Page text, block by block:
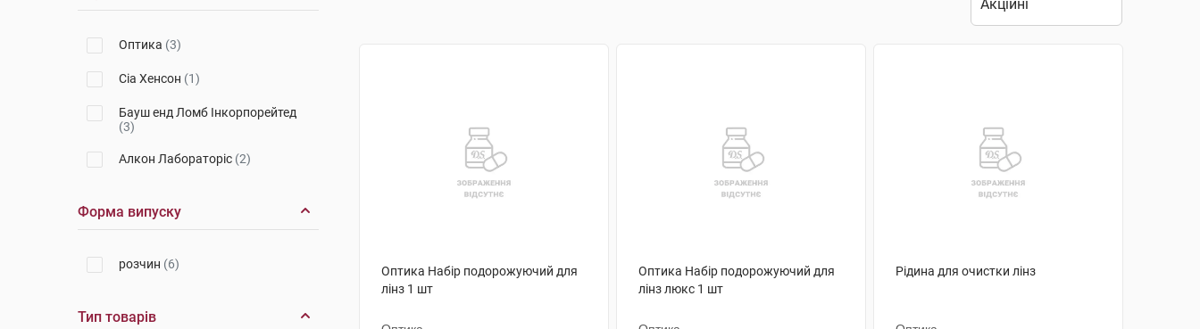
Оптика (3)
Сіа Хенсон (1)
Бауш енд Ломб Інкорпорейтед
(3)
Алкон Лабораторіс (2)
Форма випуску
розчин (6)
Тип товарів
Оптика Набір подорожуючий для
лінз 1 шт
Оптика Набір подорожуючий для
лінз люкс 1 шт
Рідина для очистки лінз